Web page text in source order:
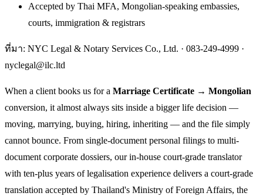
Accepted by Thai MFA, Mongolian-speaking embassies,
courts, immigration & registrars
ที่มา: NYC Legal & Notary Services Co., Ltd. · 083-249-4999 ·
nyclegal@ilc.ltd
When a client books us for a Marriage Certificate → Mongolian
conversion, it almost always sits inside a bigger life decision —
moving, marrying, buying, hiring, inheriting — and the file simply
cannot bounce. From single-document personal filings to multi-
document corporate dossiers, our in-house court-grade translator
with ten-plus years of legalisation experience delivers a court-grade
translation accepted by Thailand's Ministry of Foreign Affairs, the